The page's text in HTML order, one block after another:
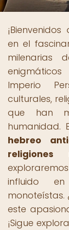
¡Bienvenidos
en el
milenarias
Imperio
culturales,
que han
humanidad.
hebreo
religiones
influido
monoteístas.
este
¡Sigue